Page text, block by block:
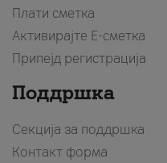
Плати сметка
Активирајте Е-сметка
Припејд регистрација
Поддршка
Секција за поддршка
Контакт форма